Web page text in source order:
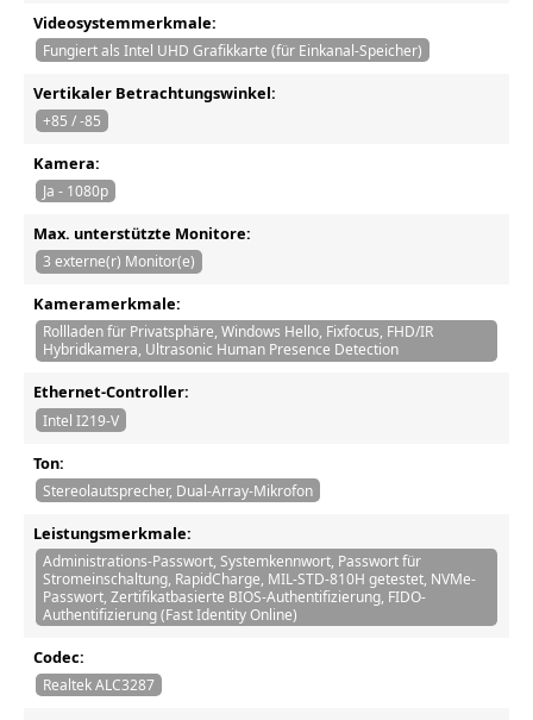
Videosystemmerkmale:
Fungiert als Intel UHD Grafikkarte (für Einkanal-Speicher)
Vertikaler Betrachtungswinkel:
+85 / -85
Kamera:
Ja - 1080p
Max. unterstützte Monitore:
3 externe(r) Monitor(e)
Kameramerkmale:
Rollladen für Privatsphäre, Windows Hello, Fixfocus, FHD/IR
Hybridkamera, Ultrasonic Human Presence Detection
Ethernet-Controller:
Intel I219-V
Ton:
Stereolautsprecher, Dual-Array-Mikrofon
Leistungsmerkmale:
Administrations-Passwort, Systemkennwort, Passwort für
Stromeinschaltung, RapidCharge, MIL-STD-810H getestet, NVMe-
Passwort, Zertifikatbasierte BIOS-Authentifizierung, FIDO-
Authentifizierung (Fast Identity Online)
Codec:
Realtek ALC3287